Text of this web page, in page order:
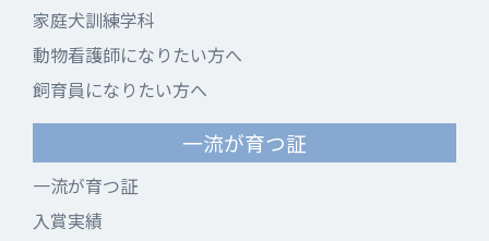
家庭犬訓練学科
動物看護師になりたい方へ
飼育員になりたい方へ
一流が育つ証
一流が育つ証
入賞実績